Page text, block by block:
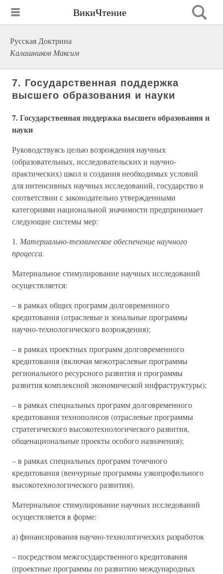
ВикиЧтение
Русская Доктрина
Калашников Максим
7. Государственная поддержка
высшего образования и науки
7. Государственная поддержка высшего образования и
науки
Руководствуясь целью возрождения научных
(образовательных, исследовательских и научно-
практических) школ и создания необходимых условий
для интенсивных научных исследований, государство в
соответствии с законодательно утвержденными
категориями национальной значимости предпринимает
следующие системы мер:
1. Материально-техническое обеспечение научного
процесса.
Материальное стимулирование научных исследований
осуществляется:
– в рамках общих программ долговременного
кредитования (отраслевые и зональные программы
научно-технологического возрождения);
– в рамках проектных программ долговременного
кредитования (включая межотраслевые программы
регионального ресурсного развития и программы
развития комплексной экономической инфраструктуры);
– в рамках специальных программ долговременного
кредитования технополисов (отраслевые программы
стратегического высокотехнологического развития,
общенациональные проекты особого назначения);
– в рамках специальных программ точечного
кредитования (венчурные программы узкопрофильного
высокотехнологического развития).
Материальное стимулирование научных исследований
осуществляется в форме:
а) финансирования научно-технологических разработок
– посредством межгосударственного кредитования
(проектные программы по развитию международных